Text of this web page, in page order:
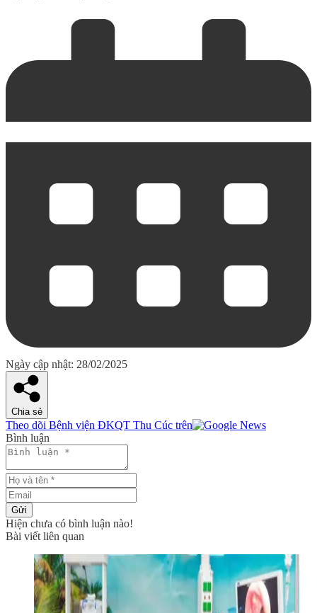
Ngày cập nhật: 28/02/2025
Chia sẻ
Theo dõi Bệnh viện ĐKQT Thu Cúc trên
Bình luận
Gửi
Hiện chưa có bình luận nào!
Bài viết liên quan